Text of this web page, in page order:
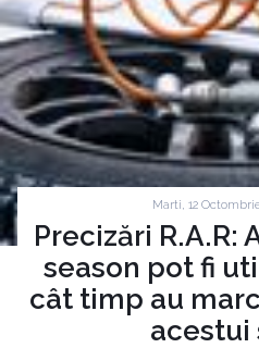
Marti, 12 Octombrie
Precizări R.A.R:
season pot fi
cât timp au
acestui